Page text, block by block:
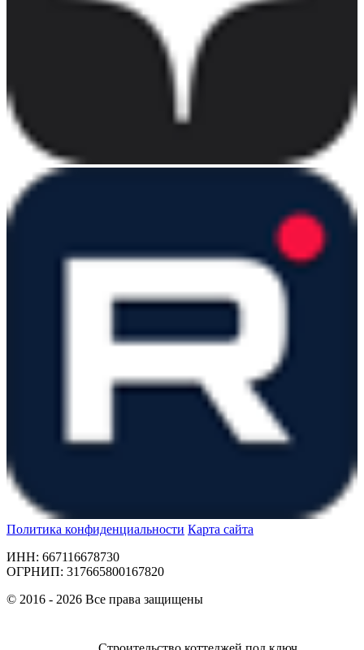
Политика конфиденциальности Карта сайта
ИНН: 667116678730
ОГРНИП: 317665800167820
© 2016 - 2026 Все права защищены